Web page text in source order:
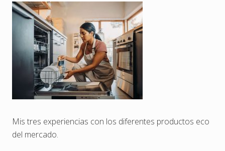
s
t
e
n
i
b
l
e
s
f
a
v
o
i
t
a
Mis tres experiencias con los diferentes productos eco
del mercado.